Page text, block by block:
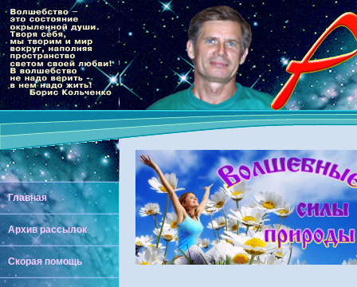
Главная
Архив рассылок
Скорая помощь